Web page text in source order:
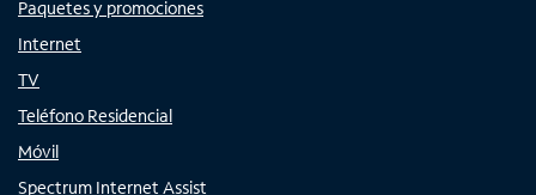
Paquetes y promociones
Internet
TV
Teléfono Residencial
Móvil
Spectrum Internet Assist